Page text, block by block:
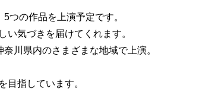
つの作品を上演予定です。
気づきを届けてくれます。
川県内のさまざまな地域で上演。
目指しています。